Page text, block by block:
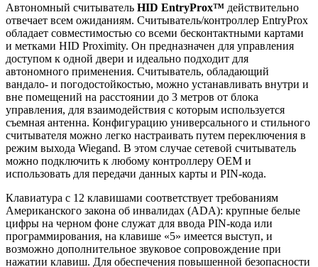
Автономный считыватель HID EntryProx™ действительно
отвечает всем ожиданиям. Считыватель/контроллер EntryProx
обладает совместимостью со всеми бесконтактными картами
и метками HID Proximity. Он предназначен для управления
доступом к одной двери и идеально подходит для
автономного применения. Считыватель, обладающий
вандало- и погодостойкостью, можно устанавливать внутри и
вне помещений на расстоянии до 3 метров от блока
управления, для взаимодействия с которым используется
съемная антенна. Конфигурацию универсального и стильного
считывателя можно легко настраивать путем переключения в
режим выхода Wiegand. В этом случае сетевой считыватель
можно подключить к любому контроллеру ОЕМ и
использовать для передачи данных карты и PIN-кода.
Клавиатура с 12 клавишами соответствует требованиям
Американского закона об инвалидах (ADA): крупные белые
цифры на черном фоне служат для ввода PIN-кода или
программирования, на клавише «5» имеется выступ, и
возможно дополнительное звуковое сопровождение при
нажатии клавиш. Для обеспечения повышенной безопасности